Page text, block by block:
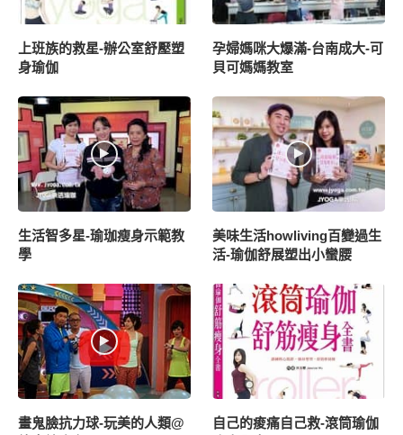
上班族的救星-辦公室舒壓塑
身瑜伽
孕婦媽咪大爆滿-台南成大-可
貝可媽媽教室
生活智多星-瑜珈瘦身示範教
學
美味生活howliving百變過生
活-瑜伽舒展塑出小蠻腰
畫鬼臉抗力球-玩美的人類@
自己的痠痛自己救-滾筒瑜伽